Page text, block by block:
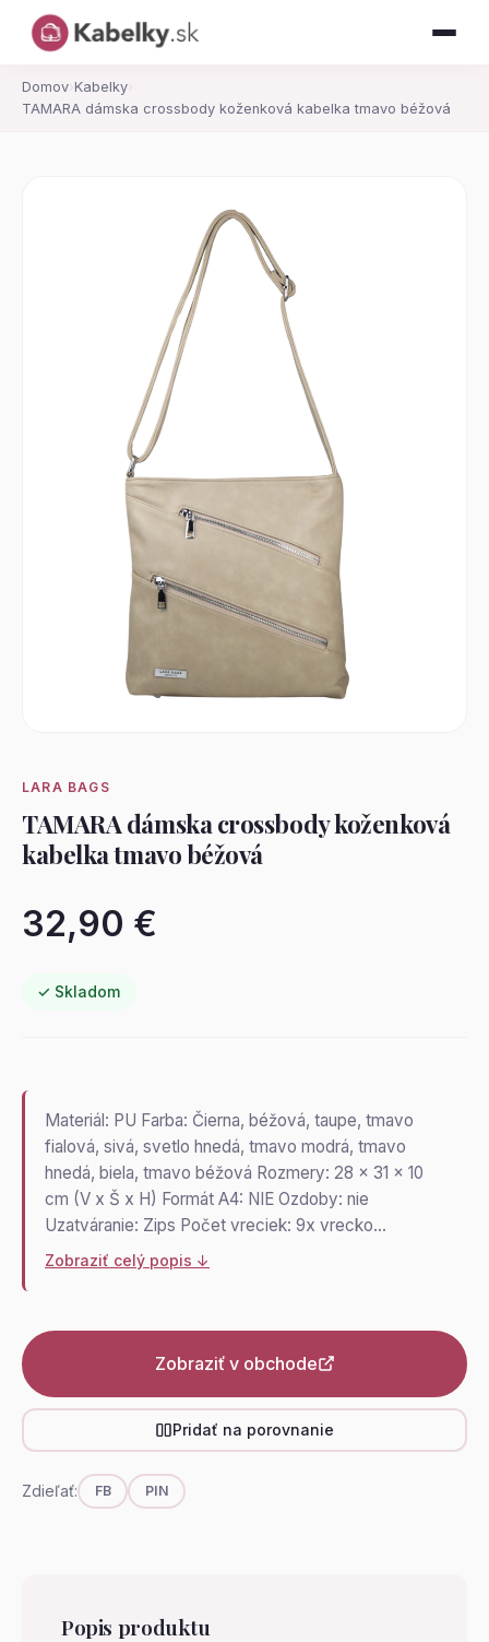
Domov› Kabelky›
TAMARA dámska crossbody koženková kabelka tmavo béžová
LARA BAGS
TAMARA dámska crossbody koženková
kabelka tmavo béžová
32,90 €
✓ Skladom
Materiál: PU Farba: Čierna, béžová, taupe, tmavo
fialová, sivá, svetlo hnedá, tmavo modrá, tmavo
hnedá, biela, tmavo béžová Rozmery: 28 x 31 x 10
cm (V x Š x H) Formát A4: NIE Ozdoby: nie
Uzatváranie: Zips Počet vreciek: 9x vrecko…
Zobraziť celý popis ↓
Zobraziť v obchode
Pridať na porovnanie
Zdieľať: FB PIN
Popis produktu